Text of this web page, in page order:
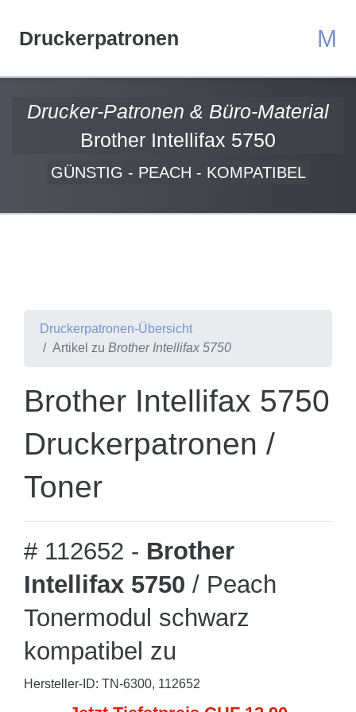
Druckerpatronen M
Drucker-Patronen & Büro-Material
Brother Intellifax 5750
GÜNSTIG - PEACH - KOMPATIBEL
Druckerpatronen-Übersicht
Artikel zu Brother Intellifax 5750
Brother Intellifax 5750
Druckerpatronen /
Toner
# 112652 - Brother
Intellifax 5750 / Peach
Tonermodul schwarz
kompatibel zu
Hersteller-ID: TN-6300, 112652